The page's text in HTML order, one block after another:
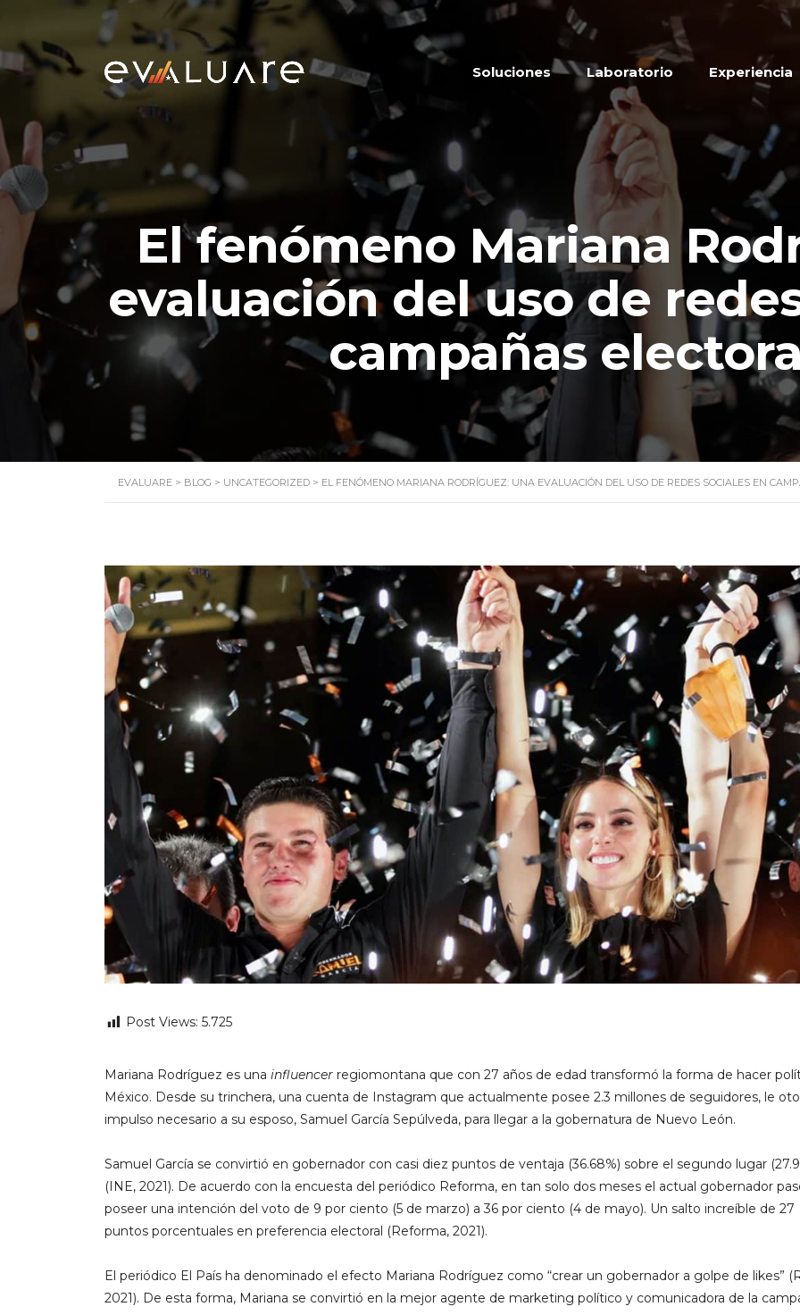
Soluciones Laboratorio Experiencia
El fenómeno Mariana
evaluación del uso de
campañas
EVALUARE > BLOG > UNCATEGORIZED > EL FENÓMENO MARIANA RODRÍGUEZ: UNA EVALUACIÓN DEL USO DE REDES SOCIALES EN
Post Views: 5.725
Mariana Rodríguez es una influencer regiomontana que con 27 años de edad transformó la forma de hacer
México. Desde su trinchera, una cuenta de Instagram que actualmente posee 2.3 millones de seguidores, le
impulso necesario a su esposo, Samuel García Sepúlveda, para llegar a la gobernatura de Nuevo León.
Samuel García se convirtió en gobernador con casi diez puntos de ventaja (36.68%) sobre el segundo lugar
(INE, 2021). De acuerdo con la encuesta del periódico Reforma, en tan solo dos meses el actual gobernador
poseer una intención del voto de 9 por ciento (5 de marzo) a 36 por ciento (4 de mayo). Un salto increíble de 27
puntos porcentuales en preferencia electoral (Reforma, 2021).
El periódico El País ha denominado el efecto Mariana Rodríguez como “crear un gobernador a golpe de likes”
2021). De esta forma, Mariana se convirtió en la mejor agente de marketing político y comunicadora de la